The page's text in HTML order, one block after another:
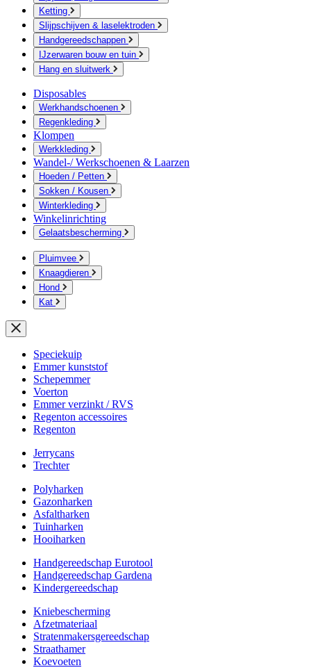
Ketting
Slijpschijven & laselektroden
Handgereedschappen
IJzerwaren bouw en tuin
Hang en sluitwerk
Disposables
Werkhandschoenen
Regenkleding
Klompen
Werkkleding
Wandel-/ Werkschoenen & Laarzen
Hoeden / Petten
Sokken / Kousen
Winterkleding
Winkelinrichting
Gelaatsbescherming
Pluimvee
Knaagdieren
Hond
Kat
Speciekuip
Emmer kunststof
Schepemmer
Voerton
Emmer verzinkt / RVS
Regenton accessoires
Regenton
Jerrycans
Trechter
Polyharken
Gazonharken
Asfaltharken
Tuinharken
Hooiharken
Handgereedschap Eurotool
Handgereedschap Gardena
Kindergereedschap
Kniebescherming
Afzetmateriaal
Stratenmakersgereedschap
Straathamer
Koevoeten